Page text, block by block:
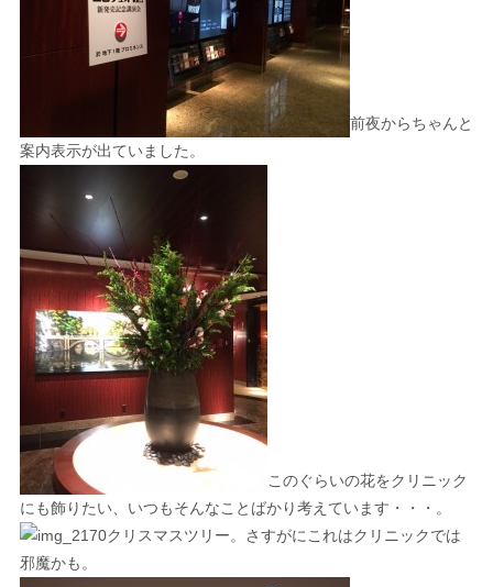
前夜からちゃんと
案内表示が出ていました。
このぐらいの花をクリニック
にも飾りたい、いつもそんなことばかり考えています・・・。
クリスマスツリー。さすがにこれはクリニックでは
邪魔かも。